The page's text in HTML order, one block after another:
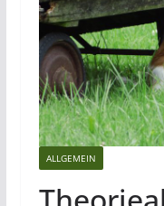
ALLGEMEIN